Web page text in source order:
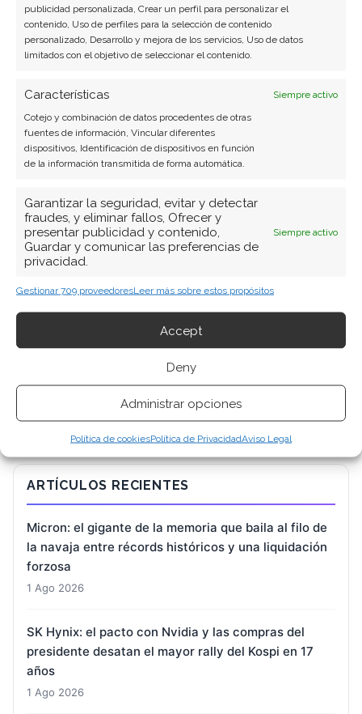
publicidad personalizada, Crear un perfil para personalizar el
contenido, Uso de perfiles para la selección de contenido
personalizado, Desarrollo y mejora de los servicios, Uso de datos
limitados con el objetivo de seleccionar el contenido.
Características
Siempre activo
Cotejo y combinación de datos procedentes de otras
fuentes de información, Vincular diferentes
dispositivos, Identificación de dispositivos en función
de la información transmitida de forma automática.
Garantizar la seguridad, evitar y detectar
fraudes, y eliminar fallos, Ofrecer y
presentar publicidad y contenido,
Guardar y comunicar las preferencias de
privacidad.
Siempre activo
Gestionar 709 proveedoresLeer más sobre estos propósitos
Accept
Deny
Administrar opciones
Política de cookiesPolítica de PrivacidadAviso Legal
ARTÍCULOS RECIENTES
Micron: el gigante de la memoria que baila al filo de
la navaja entre récords históricos y una liquidación
forzosa
1 Ago 2026
SK Hynix: el pacto con Nvidia y las compras del
presidente desatan el mayor rally del Kospi en 17
años
1 Ago 2026